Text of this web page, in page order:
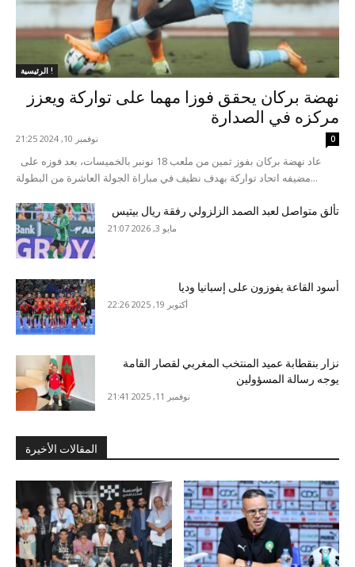
الرئيسية !
نهضة بركان يحقق فوزا مهما على تواركة ويعزز
مركزه في الصدارة
نوفمبر 10, 2024 21:25 0
مضيفه اتحاد تواركة بهدف نظيف في مباراة الجولة العاشرة من البطولة...
تألق متواصل لعبد الصمد الزلزولي رفقة ريال بيتيس
مايو 3, 2026 21:07
أسود القاعة يفوزون على إسبانيا وديا
أكتوبر 19, 2025 22:26
نزار بنقطابة عميد المنتخب المغربي لقصار القامة
يوجه رسالة المسؤولين
نوفمبر 11, 2025 21:41
المقالات الأخيرة